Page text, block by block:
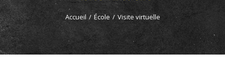
Accueil / École / Visite virtuelle